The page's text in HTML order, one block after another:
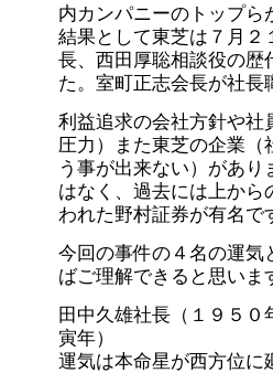
内カンパニーのトップ
結果として東芝は７月２
長、西田厚聡相談役の歴
た。室町正志会長が社
利益追求の会社方針や社
圧力）また東芝の企業
う事が出来ない）があ
はなく、過去には上か
われた野村証券が有名で
今回の事件の４名の運気
ばご理解できると思いま
田中久雄社長（１９５
寅年）
運気は本命星が西方位に